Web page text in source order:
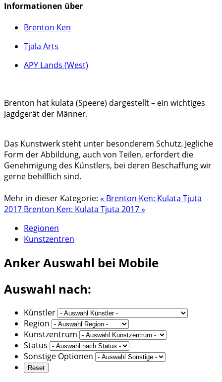
Informationen über
Brenton Ken
Tjala Arts
APY Lands (West)
Brenton hat kulata (Speere) dargestellt – ein wichtiges
Jagdgerät der Männer.
Das Kunstwerk steht unter besonderem Schutz. Jegliche
Form der Abbildung, auch von Teilen, erfordert die
Genehmigung des Künstlers, bei deren Beschaffung wir
gerne behilflich sind.
Mehr in dieser Kategorie: « Brenton Ken: Kulata Tjuta
2017 Brenton Ken: Kulata Tjuta 2017 »
Regionen
Kunstzentren
AnkerAuswahl bei Mobile
Auswahl nach:
Künstler
Region
Kunstzentrum
Status
Sonstige Optionen